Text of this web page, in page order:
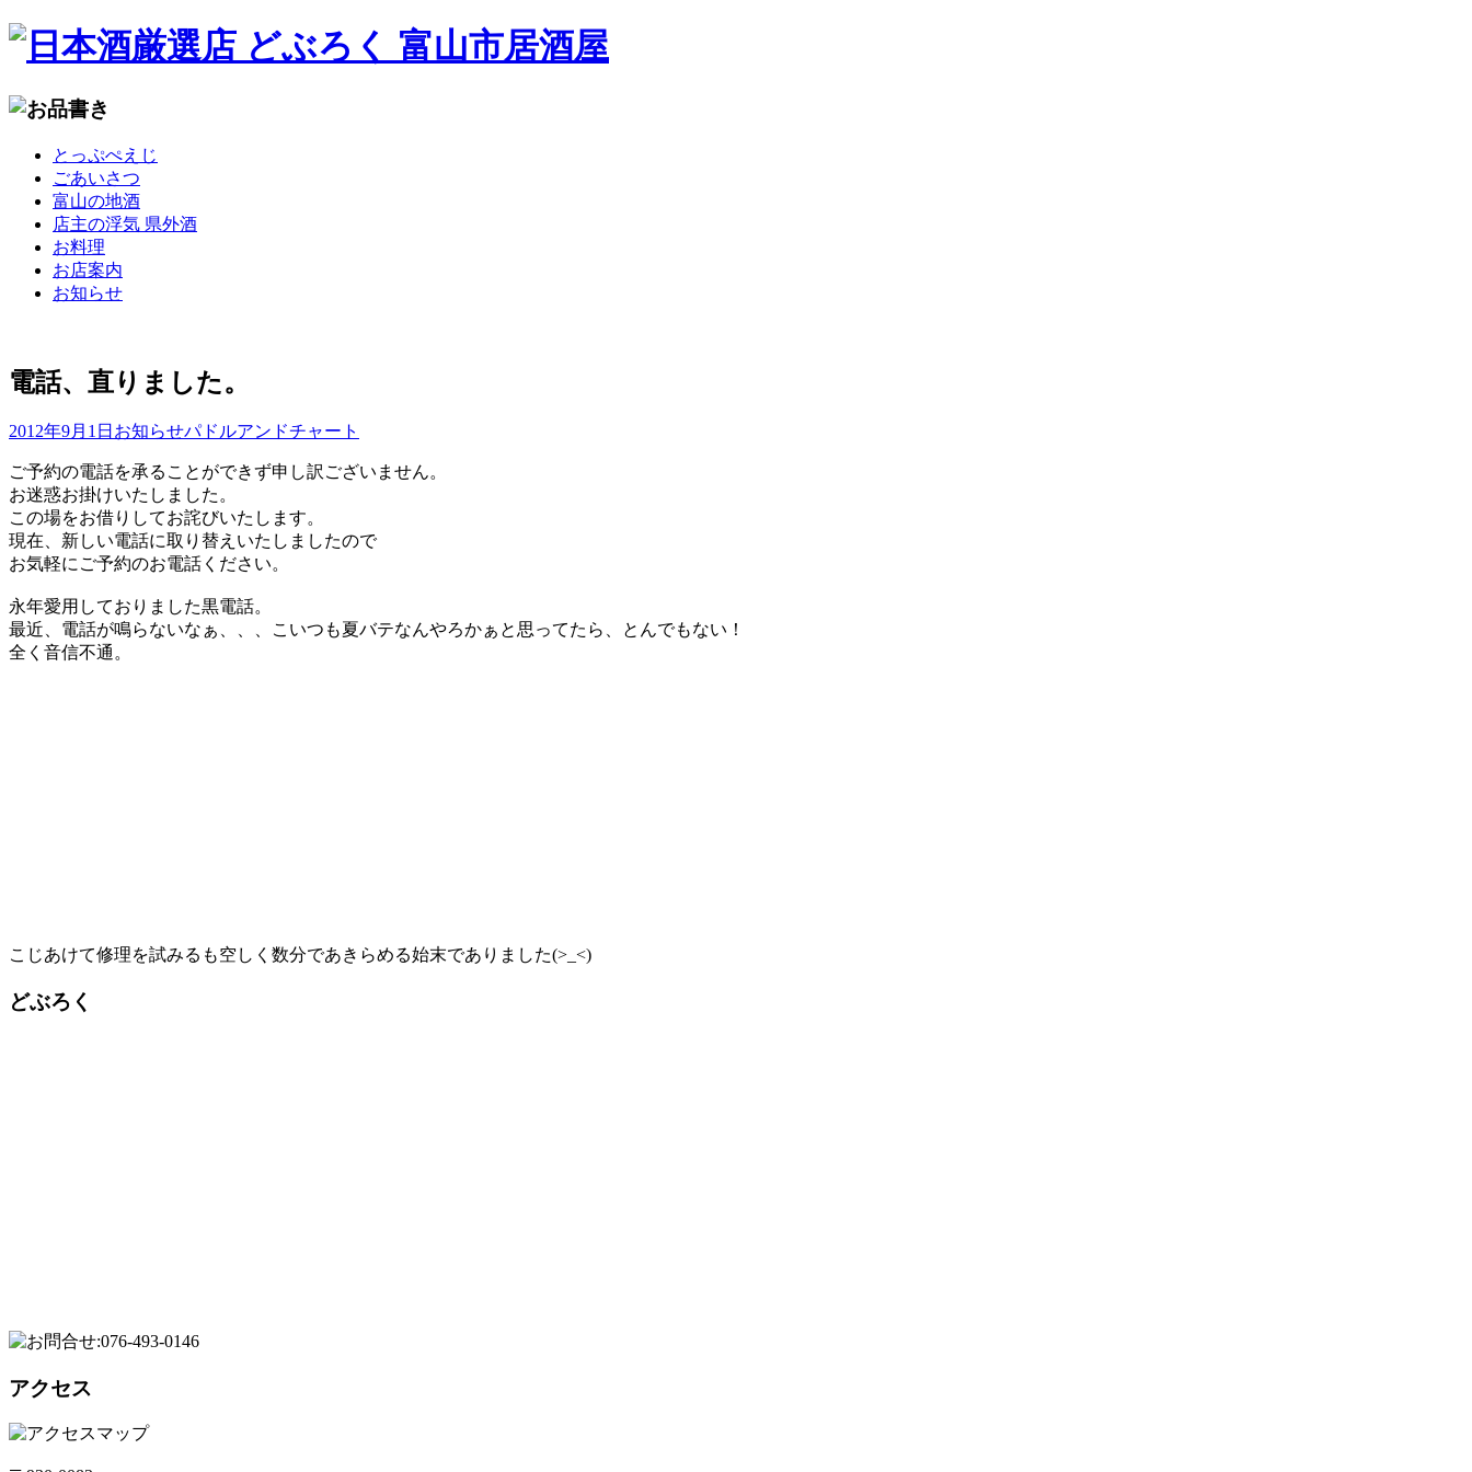
とっぷぺえじ
ごあいさつ
富山の地酒
店主の浮気 県外酒
お料理
お店案内
お知らせ
電話、直りました。
2012年9月1日 お知らせパドルアンドチャート
ご予約の電話を承ることができず申し訳ございません。
お迷惑お掛けいたしました。
この場をお借りしてお詫びいたします。
現在、新しい電話に取り替えいたしましたので
お気軽にご予約のお電話ください。
永年愛用しておりました黒電話。
最近、電話が鳴らないなぁ、、、こいつも夏バテなんやろかぁと思ってたら、とんでもない！
全く音信不通。
こじあけて修理を試みるも空しく数分であきらめる始末でありました(>_<)
どぶろく
アクセス